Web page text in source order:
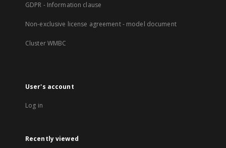
GDPR - Information clause
Non-exclusive license agreement - model document
Cluster WMBC
User's account
Log in
Recently viewed